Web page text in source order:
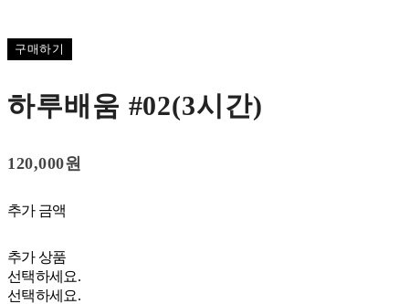
구매하기
하루배움 #02(3시간)
120,000원
추가 금액
추가 상품
선택하세요.
선택하세요.